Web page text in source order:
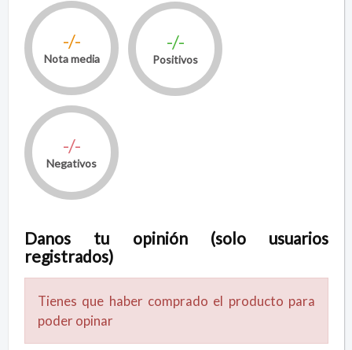
-/-
Nota media
-/-
Positivos
-/-
Negativos
Danos tu opinión (solo usuarios
registrados)
Tienes que haber comprado el producto para
poder opinar